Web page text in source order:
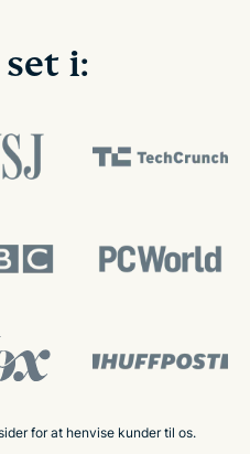
i:
for at henvise kunder til os.